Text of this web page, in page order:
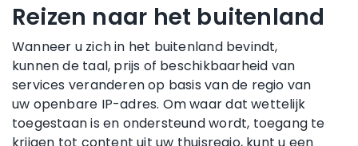
Reizen naar het buitenland
Wanneer u zich in het buitenland bevindt,
kunnen de taal, prijs of beschikbaarheid van
services veranderen op basis van de regio van
uw openbare IP-adres. Om waar dat wettelijk
toegestaan is en ondersteund wordt, toegang te
krijgen tot content uit uw thuisregio, kunt u een